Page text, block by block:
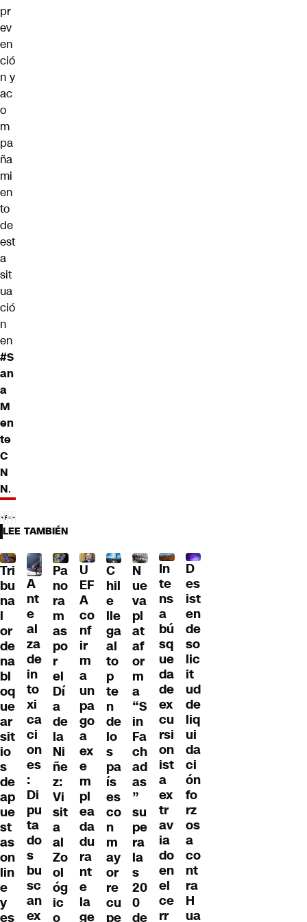
pr
ev
en
ció
n y
ac
o
m
pa
ña
mi
en
to
de
est
a
sit
ua
ció
n
en
#S
an
a
M
en
te
C
N
N.
LEE TAMBIÉN
Tri
bu
na
l
or
de
na
bl
oq
ue
ar
sit
io
s
de
ap
ue
st
as
on
lin
e
y
es
A
nt
e
al
za
de
in
to
xi
ca
ci
on
es
:
Di
pu
ta
do
s
bu
sc
an
ex
Pa
no
ra
m
as
po
r
el
Dí
a
de
la
Ni
ñe
z:
Vi
sit
a
al
Zo
ol
óg
ic
o
U
EF
A
co
nf
ir
m
a
un
pa
go
a
ex
e
m
pl
ea
da
du
ra
nt
e
la
ge
C
hil
e
lle
ga
al
to
p
te
n
de
lo
s
pa
ís
es
co
n
m
ay
or
re
cu
pe
N
ue
va
pl
at
af
or
m
a
“S
in
Fa
ch
ad
as
”
su
pe
ra
la
s
20
0
de
In
te
ns
a
bú
sq
ue
da
de
ex
cu
rsi
on
ist
a
ex
tr
av
ia
do
en
el
ce
rr
D
es
ist
en
de
so
lic
it
ud
de
liq
ui
da
ci
ón
fo
rz
os
a
co
nt
ra
H
ua